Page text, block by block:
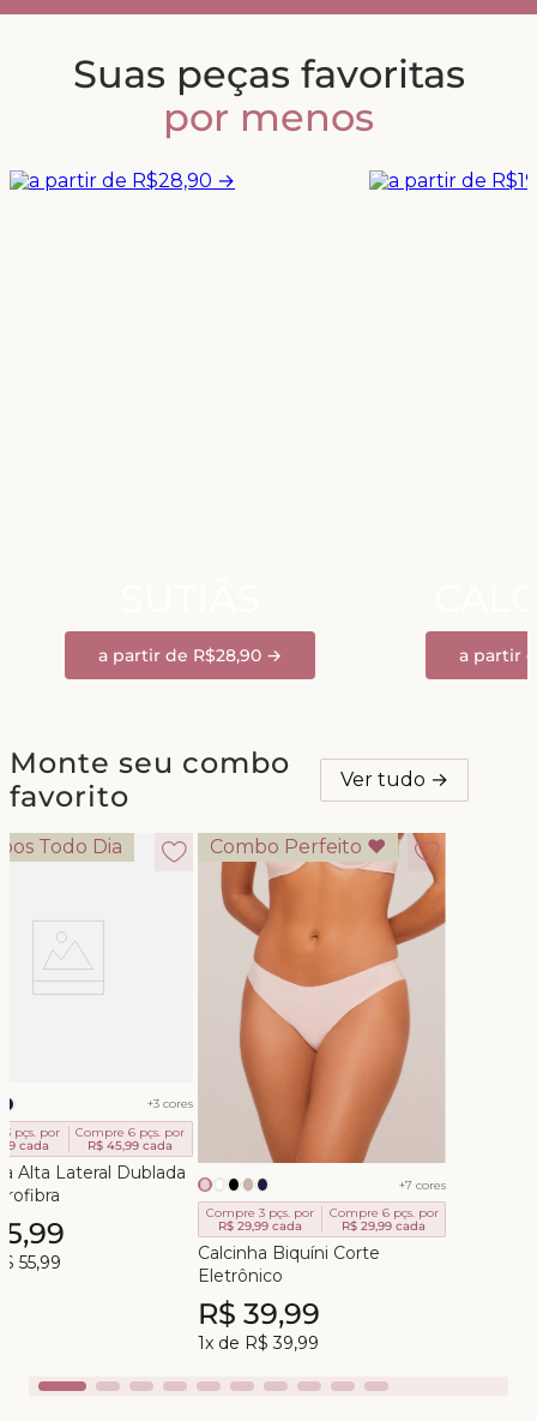
Suas peças favoritas
por menos
a partir de R$28,90 → a partir
Monte seu combo
favorito
Ver tudo →
Todo Dia
+3cores
pçs. por
cada
Compre 6 pçs. por
R$ 45,99 cada
Alta Lateral Dublada
,99
55,99
Combo Perfeito ♥
+7 cores
Compre 3 pçs. por
R$ 29,99cada
Compre 6 pçs. por
R$ 29,99 cada
Calcinha Biquíni Corte
Eletrônico
R$ 39,99
1x de R$ 39,99